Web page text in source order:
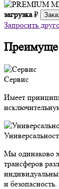
загрузка₽
Запросить
Сервис
Имеет
Мы одинаково
трансферов
и безопасность.